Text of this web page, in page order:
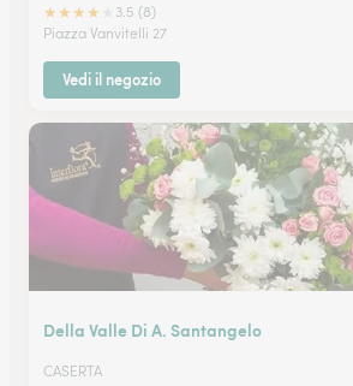
★★★★
3.5 (8)
Piazza Vanvitelli 27
Vedi il negozio
Della Valle Di A. Santangelo
CASERTA